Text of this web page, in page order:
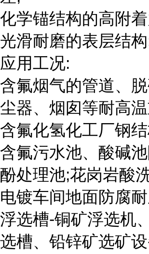
化学锚结构的高附
光滑耐磨的表层结
应用工况:
含氟烟气的管道、
尘器、烟囱等耐高
含氟化氢化工厂钢
含氟污水池、酸碱
酚处理池;花岗岩酸
电镀车间地面防腐
浮选槽-铜矿浮选机
选槽、铅锌矿选矿